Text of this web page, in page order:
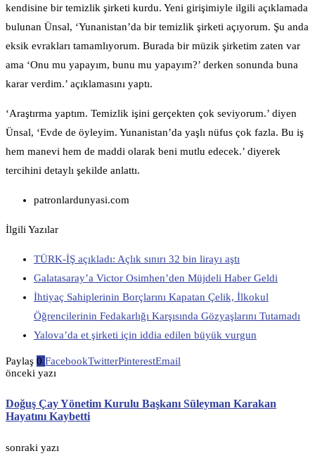
kendisine bir temizlik şirketi kurdu. Yeni girişimiyle ilgili açıklamada
bulunan Ünsal, ‘Yunanistan’da bir temizlik şirketi açıyorum. Şu anda
eksik evrakları tamamlıyorum. Burada bir müzik şirketim zaten var
ama ‘Onu mu yapayım, bunu mu yapayım?’ derken sonunda buna
karar verdim.’ açıklamasını yaptı.
‘Araştırma yaptım. Temizlik işini gerçekten çok seviyorum.’ diyen
Ünsal, ‘Evde de öyleyim. Yunanistan’da yaşlı nüfus çok fazla. Bu iş
hem manevi hem de maddi olarak beni mutlu edecek.’ diyerek
tercihini detaylı şekilde anlattı.
patronlardunyasi.com
İlgili Yazılar
TÜRK-İŞ açıkladı: Açlık sınırı 32 bin lirayı aştı
Galatasaray’a Victor Osimhen’den Müjdeli Haber Geldi
İhtiyaç Sahiplerinin Borçlarını Kapatan Çelik, İlkokul
Öğrencilerinin Fedakarlığı Karşısında Gözyaşlarını Tutamadı
Yalova’da et şirketi için iddia edilen büyük vurgun
Paylaş 0 FacebookTwitterPinterestEmail
önceki yazı
Doğuş Çay Yönetim Kurulu Başkanı Süleyman Karakan
Hayatını Kaybetti
sonraki yazı